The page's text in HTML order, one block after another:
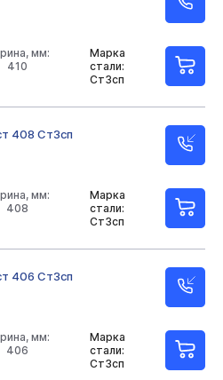
Марка
стали:
Ст3сп
мм:
410
408 Ст3сп
Марка
стали:
Ст3сп
мм:
408
406 Ст3сп
Марка
стали:
Ст3сп
мм:
406